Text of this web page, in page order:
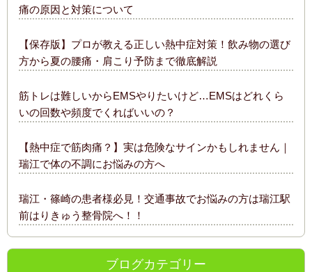
痛の原因と対策について
【保存版】プロが教える正しい熱中症対策！飲み物の選び
方から夏の腰痛・肩こり予防まで徹底解説
筋トレは難しいからEMSやりたいけど…EMSはどれくら
いの回数や頻度でくればいいの？
【熱中症で筋肉痛？】実は危険なサインかもしれません｜
瑞江で体の不調にお悩みの方へ
瑞江・篠崎の患者様必見！交通事故でお悩みの方は瑞江駅
前はりきゅう整骨院へ！！
ブログカテゴリー